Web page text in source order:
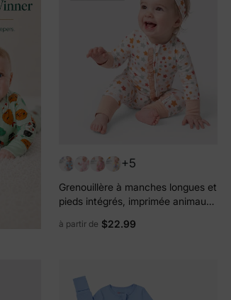
+5
Grenouillère à manches longues et
pieds intégrés, imprimée animaux,
garçon/fille, avec fermeture éclair
à partir de $22.99